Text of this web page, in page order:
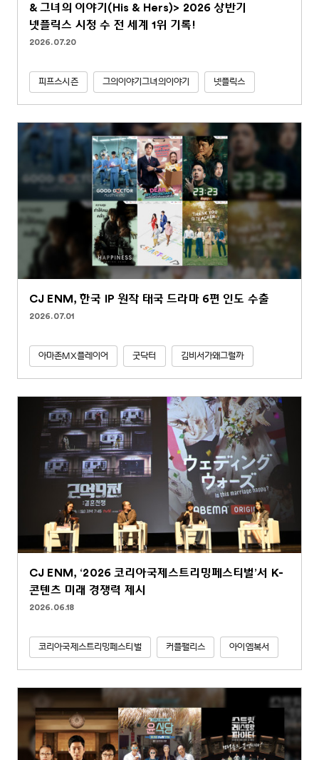
& 그녀의 이야기(His & Hers)> 2026 상반기
넷플릭스 시청 수 전 세계 1위 기록!
2026.07.20
피프스시즌 그의이야기그녀의이야기 넷플릭스
CJ ENM, 한국 IP 원작 태국 드라마 6편 인도 수출
2026.07.01
아마존MX플레이어 굿닥터 김비서가왜그럴까
CJ ENM, ‘2026 코리아국제스트리밍페스티벌’서 K-
콘텐츠 미래 경쟁력 제시
2026.06.18
코리아국제스트리밍페스티벌 커플팰리스 아이엠복서